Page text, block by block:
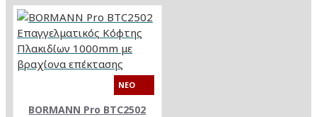
NEO
BORMANN Pro BTC2502